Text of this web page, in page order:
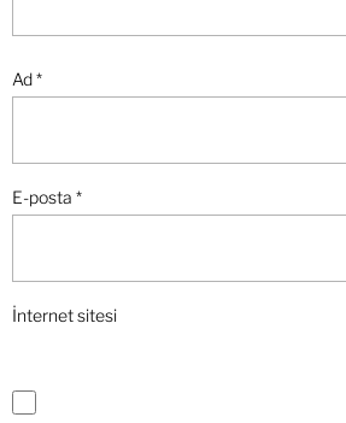
Ad*
E-posta *
İnternet sitesi